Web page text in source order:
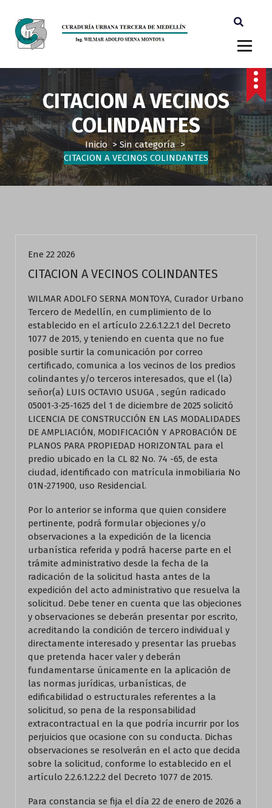
CITACION A VECINOS
COLINDANTES
Inicio>Sin categoría>
CITACION A VECINOS COLINDANTES
Ene 22 2026
CITACION A VECINOS COLINDANTES
WILMAR ADOLFO SERNA MONTOYA, Curador Urbano
Tercero de Medellín, en cumplimiento de lo
establecido en el artículo 2.2.6.1.2.2.1 del Decreto
1077 de 2015, y teniendo en cuenta que no fue
posible surtir la comunicación por correo
certificado, comunica a los vecinos de los predios
colindantes y/o terceros interesados, que el (la)
señor(a) LUIS OCTAVIO USUGA , según radicado
05001-3-25-1625 del 1 de diciembre de 2025 solicitó
LICENCIA DE CONSTRUCCIÓN EN LAS MODALIDADES
DE AMPLIACIÓN, MODIFICACIÓN Y APROBACIÓN DE
PLANOS PARA PROPIEDAD HORIZONTAL para el
predio ubicado en la CL 82 No. 74 -65, de esta
ciudad, identificado con matrícula inmobiliaria No
01N-271900, uso Residencial.
Por lo anterior se informa que quien considere
pertinente, podrá formular objeciones y/o
observaciones a la expedición de la licencia
urbanística referida y podrá hacerse parte en el
trámite administrativo desde la fecha de la
radicación de la solicitud hasta antes de la
expedición del acto administrativo que resuelva la
solicitud. Debe tener en cuenta que las objeciones
y observaciones se deberán presentar por escrito,
acreditando la condición de tercero individual y
directamente interesado y presentar las pruebas
que pretenda hacer valer y deberán
fundamentarse únicamente en la aplicación de
las normas jurídicas, urbanísticas, de
edificabilidad o estructurales referentes a la
solicitud, so pena de la responsabilidad
extracontractual en la que podría incurrir por los
perjuicios que ocasione con su conducta. Dichas
observaciones se resolverán en el acto que decida
sobre la solicitud, conforme lo establecido en el
artículo 2.2.6.1.2.2.2 del Decreto 1077 de 2015.
Para constancia se fija el día 22 de enero de 2026 a